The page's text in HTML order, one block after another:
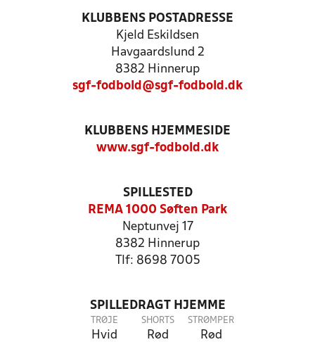
KLUBBENS POSTADRESSE
Kjeld Eskildsen
Havgaardslund 2
8382 Hinnerup
sgf-fodbold@sgf-fodbold.dk
KLUBBENS HJEMMESIDE
www.sgf-fodbold.dk
SPILLESTED
REMA 1000 Søften Park
Neptunvej 17
8382 Hinnerup
Tlf: 8698 7005
SPILLEDRAGT HJEMME
TRØJE
Hvid
SHORTS
Rød
STRØMPER
Rød